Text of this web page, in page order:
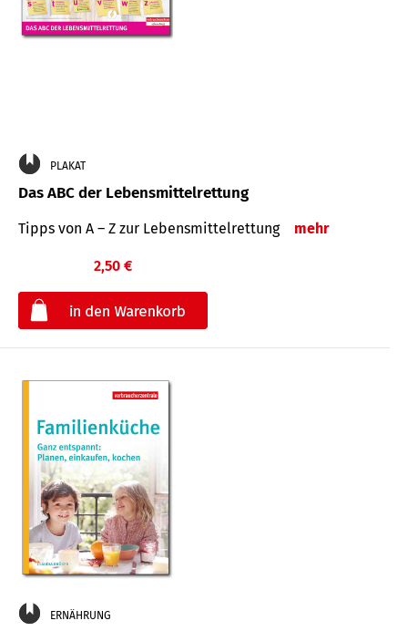
PLAKAT
Das ABC der Lebensmittelrettung
Tipps von A – Z zur Lebensmittelrettung mehr
2,50 €
ERNÄHRUNG